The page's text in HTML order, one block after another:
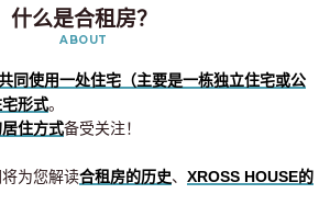
什么是合租房？
ABOUT
同使用一处住宅（主要是一栋独立住宅或公
形式。
住方式备受关注！
为您解读合租房的历史、 XROSS HOUSE的